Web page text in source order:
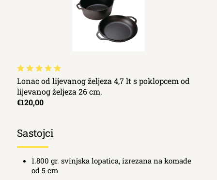
Lonac od lijevanog željeza 4,7 lt s poklopcem od
lijevanog željeza 26 cm.
€120,00
Sastojci
1.800 gr. svinjska lopatica, izrezana na komade
od 5 cm